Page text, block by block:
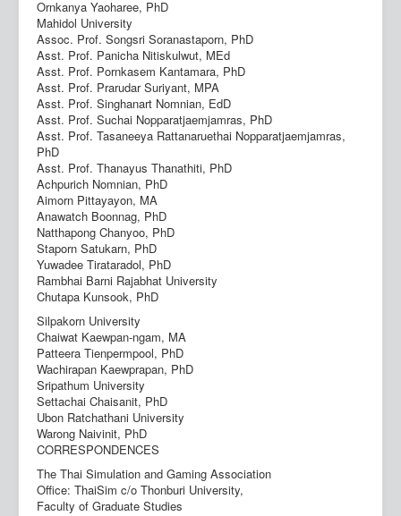
Ornkanya Yaoharee, PhD
Mahidol University
Assoc. Prof. Songsri Soranastaporn, PhD
Asst. Prof. Panicha Nitiskulwut, MEd
Asst. Prof. Pornkasem Kantamara, PhD
Asst. Prof. Prarudar Suriyant, MPA
Asst. Prof. Singhanart Nomnian, EdD
Asst. Prof. Suchai Nopparatjaemjamras, PhD
Asst. Prof. Tasaneeya Rattanaruethai Nopparatjaemjamras,
PhD
Asst. Prof. Thanayus Thanathiti, PhD
Achpurich Nomnian, PhD
Aimorn Pittayayon, MA
Anawatch Boonnag, PhD
Natthapong Chanyoo, PhD
Staporn Satukarn, PhD
Yuwadee Tirataradol, PhD
Rambhai Barni Rajabhat University
Chutapa Kunsook, PhD
Silpakorn University
Chaiwat Kaewpan-ngam, MA
Patteera Tienpermpool, PhD
Wachirapan Kaewprapan, PhD
Sripathum University
Settachai Chaisanit, PhD
Ubon Ratchathani University
Warong Naivinit, PhD
CORRESPONDENCES
The Thai Simulation and Gaming Association
Office: ThaiSim c/o Thonburi University,
Faculty of Graduate Studies